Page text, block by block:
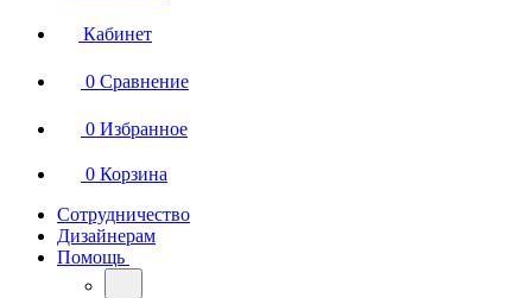
Кабинет
0 Сравнение
0 Избранное
0 Корзина
Сотрудничество
Дизайнерам
Помощь